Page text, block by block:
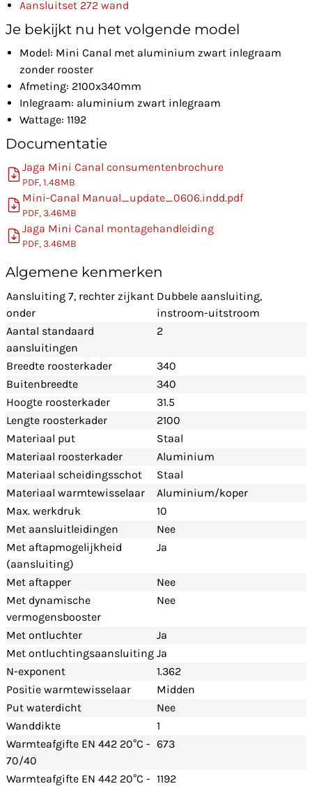
Aansluitset 272 wand
Je bekijkt nu het volgende model
Model: Mini Canal met aluminium zwart inlegraam
zonder rooster
Afmeting: 2100x340mm
Inlegraam: aluminium zwart inlegraam
Wattage: 1192
Documentatie
Jaga Mini Canal consumentenbrochure
PDF, 1.48MB
Mini-Canal Manual_update_0606.indd.pdf
PDF, 3.46MB
Jaga Mini Canal montagehandleiding
PDF, 3.46MB
Algemene kenmerken
Aansluiting 7, rechter zijkant
onder
Dubbele aansluiting,
instroom-uitstroom
Aantal standaard
aansluitingen
2
Breedte roosterkader
340
Buitenbreedte
340
Hoogte roosterkader
31.5
Lengte roosterkader
2100
Materiaal put
Staal
Materiaal roosterkader
Aluminium
Materiaal scheidingsschot
Staal
Materiaal warmtewisselaar
Aluminium/koper
Max. werkdruk
10
Met aansluitleidingen
Nee
Met aftapmogelijkheid
(aansluiting)
Ja
Met aftapper
Nee
Met dynamische
vermogensbooster
Nee
Met ontluchter
Ja
Met ontluchtingsaansluiting Ja
N-exponent
1.362
Positie warmtewisselaar
Midden
Put waterdicht
Nee
Wanddikte
1
Warmteafgifte EN 442 20°C -
70/40
673
Warmteafgifte EN 442 20°C - 1192